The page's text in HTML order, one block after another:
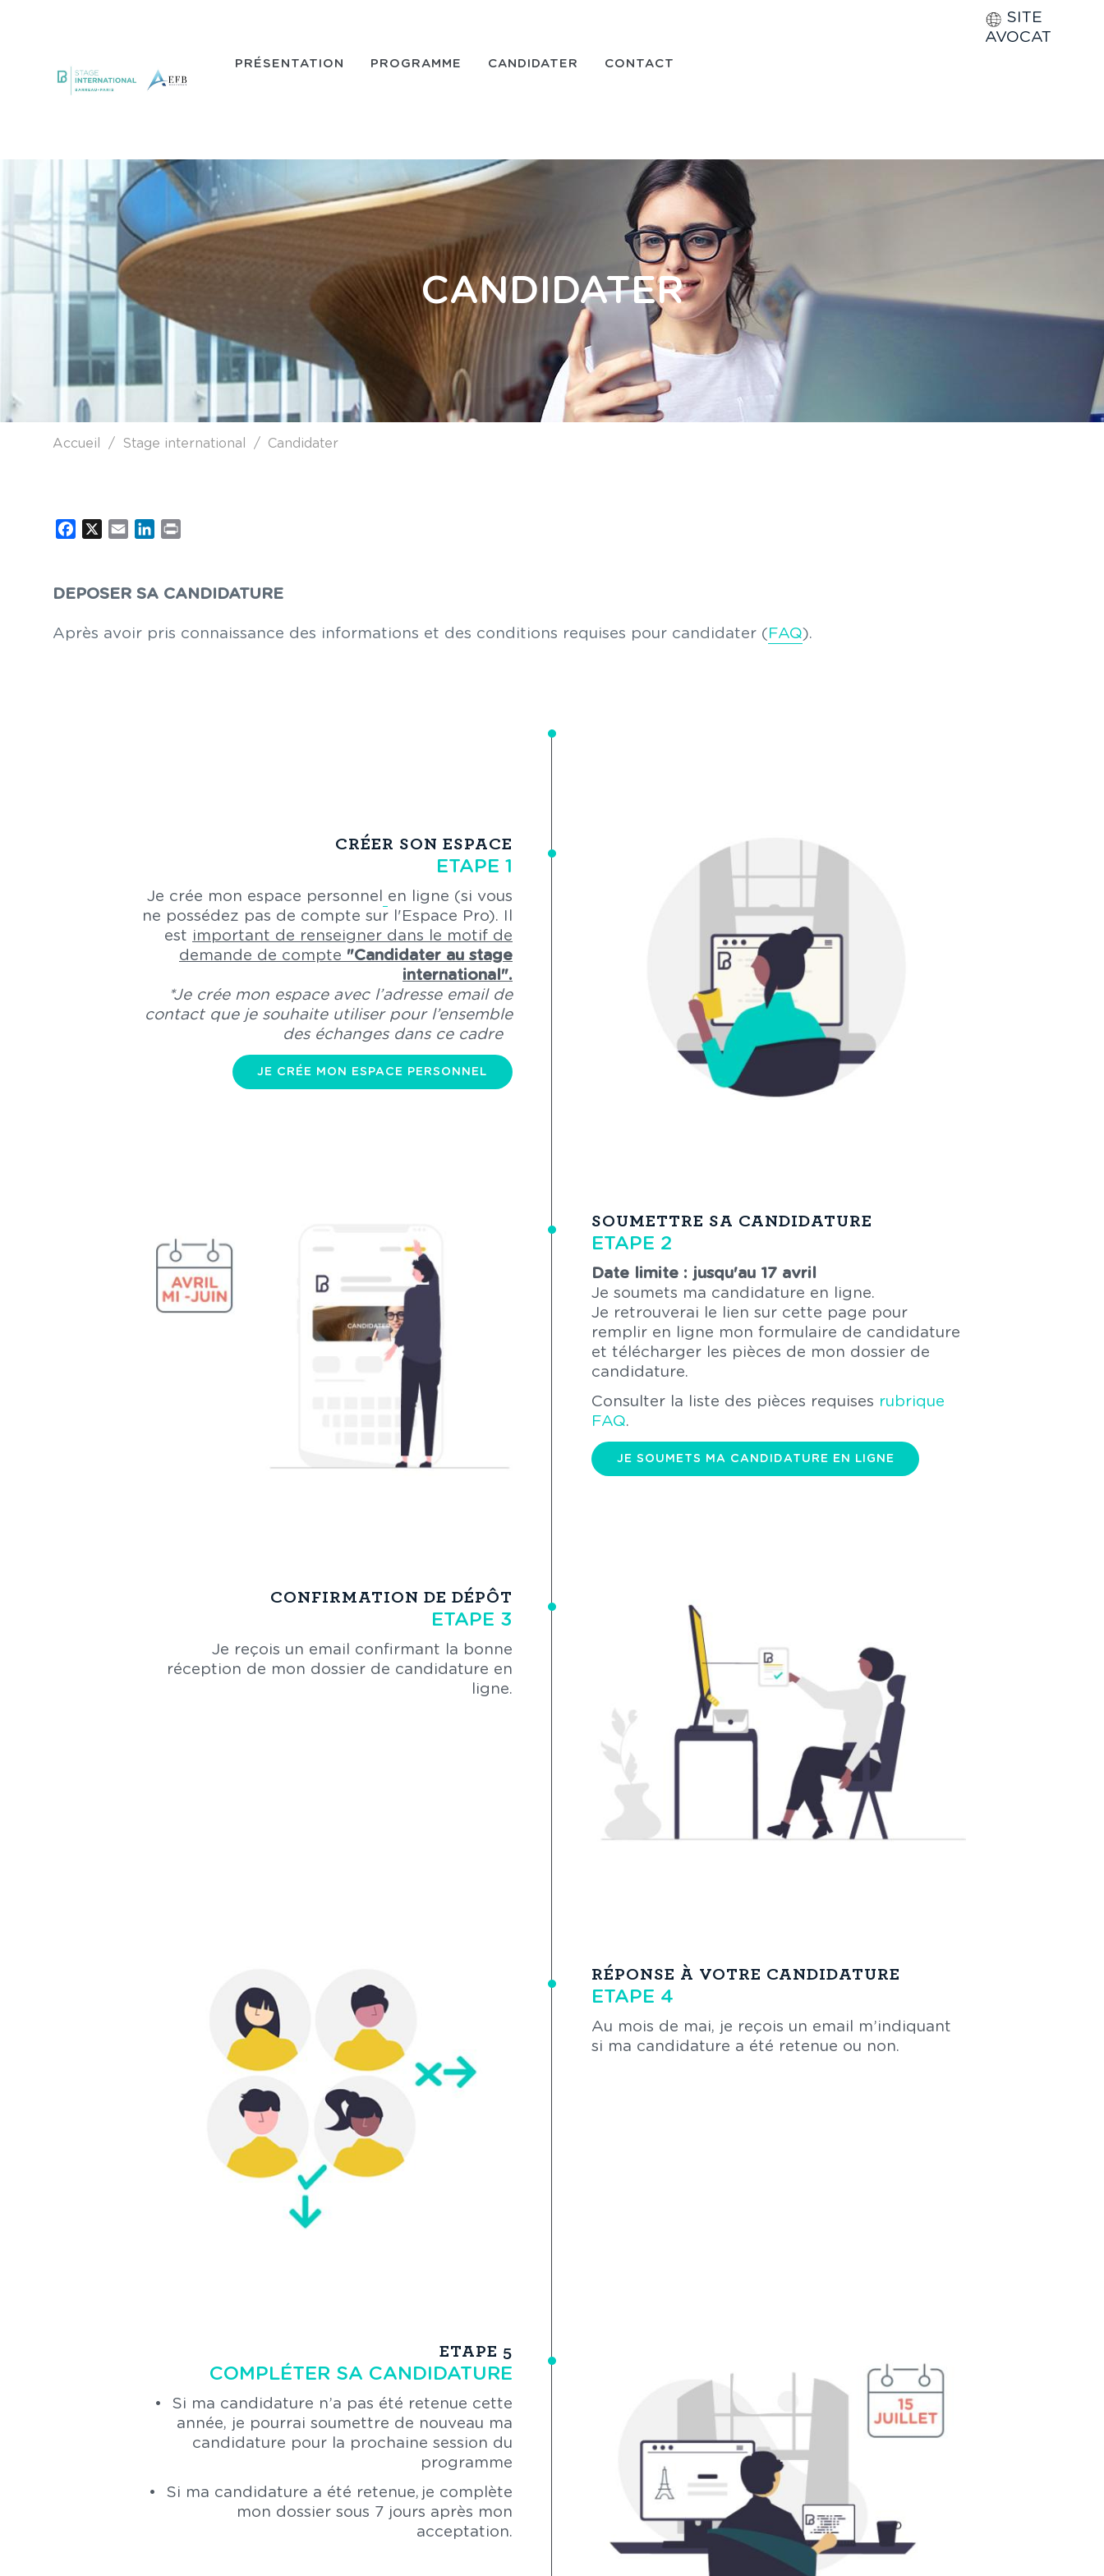
PRÉSENTATION PROGRAMME CANDIDATER CONTACT
SITE
AVOCAT
CANDIDATER
Fil d'Ariane
Accueil Stage international Candidater
Facebook
X Email LinkedIn
DEPOSER SA CANDIDATURE
Après avoir pris connaissance des informations et des conditions requises pour candidater (FAQ).
CRÉER SON ESPACE
ETAPE 1
Je crée mon espace personnel en ligne (si vous
ne possédez pas de compte sur l'Espace Pro). Il
est important de renseigner dans le motif de
demande de compte "Candidater au stage
international".
*Je crée mon espace avec l’adresse email de
contact que je souhaite utiliser pour l’ensemble
des échanges dans ce cadre
JE CRÉE MON ESPACE PERSONNEL
SOUMETTRE SA CANDIDATURE
ETAPE 2
Date limite : jusqu'au 17 avril
Je soumets ma candidature en ligne.
Je retrouverai le lien sur cette page pour
remplir en ligne mon formulaire de candidature
et télécharger les pièces de mon dossier de
candidature.
Consulter la liste des pièces requises rubrique
FAQ.
JE SOUMETS MA CANDIDATURE EN LIGNE
CONFIRMATION DE DÉPÔT
ETAPE 3
Je reçois un email confirmant la bonne
réception de mon dossier de candidature en
ligne.
RÉPONSE À VOTRE CANDIDATURE
ETAPE 4
Au mois de mai, je reçois un email m’indiquant
si ma candidature a été retenue ou non.
ETAPE 5
COMPLÉTER SA CANDIDATURE
Si ma candidature n’a pas été retenue cette
année, je pourrai soumettre de nouveau ma
candidature pour la prochaine session du
programme
Si ma candidature a été retenue, je complète
mon dossier sous 7 jours après mon
acceptation.